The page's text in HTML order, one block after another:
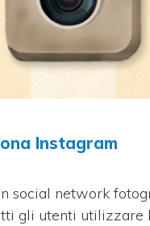
Instagram
social network
gli utenti utilizzare